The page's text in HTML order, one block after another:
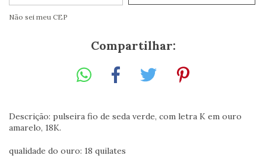
Não sei meu CEP
Compartilhar:
Descrição: pulseira fio de seda verde, com letra K em ouro
amarelo, 18K.
qualidade do ouro: 18 quilates